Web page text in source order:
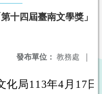
十四屆臺南文學獎」
發布單位： 教務處 |
化局113年4月17